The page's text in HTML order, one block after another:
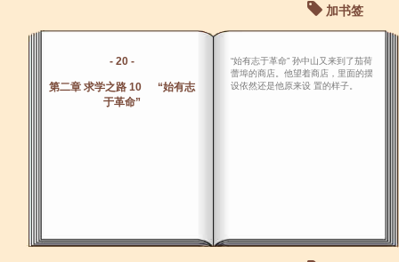
加书签
- 20 -
第二章 求学之路 10 “始有志
于革命”
“始有志于革命” 孙中山又来到了茄荷
蕾埠的商店。他望着商店，里面的摆
设依然还是他原来设 置的样子。